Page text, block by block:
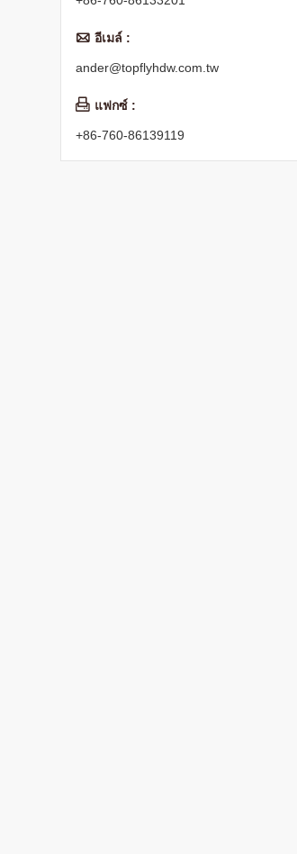
 อีเมล์ :
ander@topflyhdw.com.tw
 แฟกซ์ :
+86-760-86139119